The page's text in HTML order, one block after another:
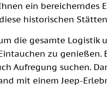
ein bereicherndes
historischen
die gesamte Logistik
zu genießen.
Aufregung suchen.
mit einem Jeep-